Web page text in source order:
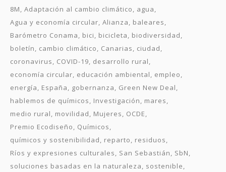
8M Adaptación al cambio climático
agua
Agua y economía circular Alianza
baleares
Barómetro Conama
bici bicicleta
biodiversidad
boletín
cambio climático Canarias
ciudad
coronavirus
COVID-19 desarrollo rural
economía circular educación ambiental
empleo
energía
España gobernanza
Green New Deal
hablemos de químicos
Investigación
mares
medio rural
movilidad Mujeres
OCDE
Premio Ecodiseño
Químicos
químicos y sostenibilidad
reparto
residuos
Ríos y expresiones culturales
San Sebastián
SbN
soluciones basadas en la naturaleza
sostenible